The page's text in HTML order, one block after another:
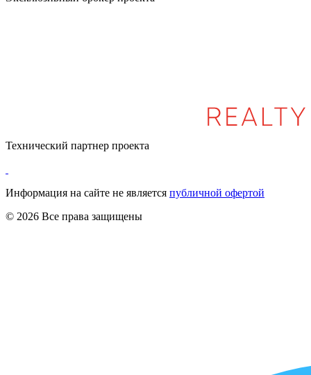
Технический партнер проекта
Информация на сайте не является публичной офертой
© 2026 Все права защищены